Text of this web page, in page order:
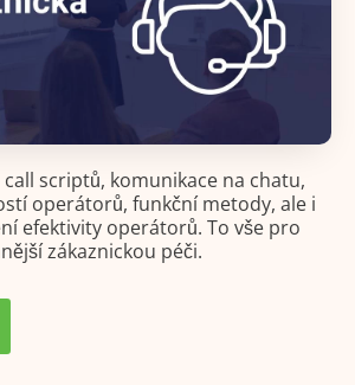
scriptů, komunikace na chatu,
operátorů, funkční metody, ale i
efektivity operátorů. To vše pro
zákaznickou péči.